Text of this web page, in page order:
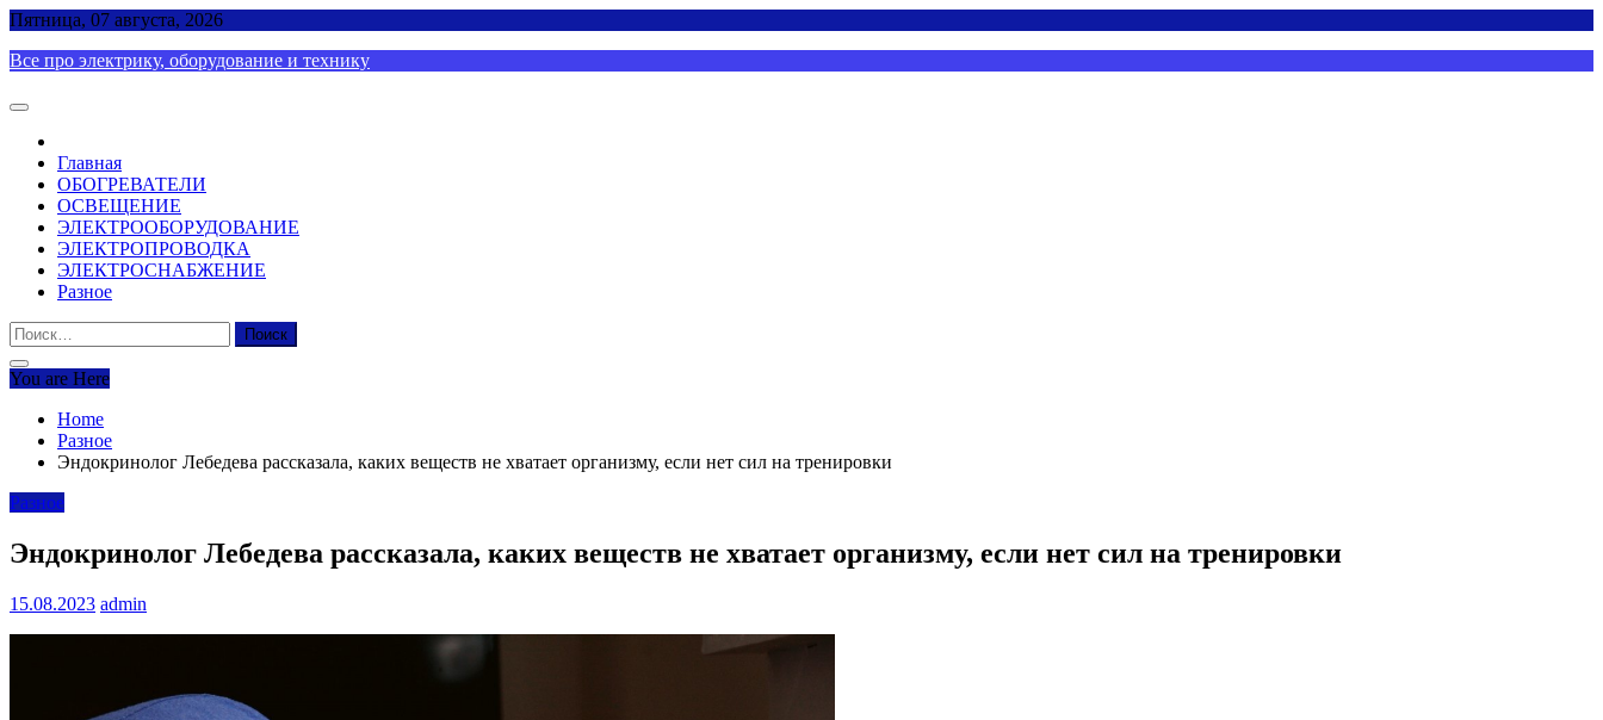
Skip
content
Пятница, 07 августа, 2026
Все про электрику, оборудование и технику
Главная
ОБОГРЕВАТЕЛИ
ОСВЕЩЕНИЕ
ЭЛЕКТРООБОРУДОВАНИЕ
ЭЛЕКТРОПРОВОДКА
ЭЛЕКТРОСНАБЖЕНИЕ
Разное
Найти:
You are Here
Home
Разное
Эндокринолог Лебедева рассказала, каких веществ не хватает организму, если нет сил на тренировки
Разное
Эндокринолог Лебедева рассказала, каких веществ не хватает организму, если нет сил на тренировки
15.08.2023 admin